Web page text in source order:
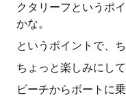
クタリーフというポ
かな。
というポイントで、
ちょっと楽しみにし
ビーチからボートに